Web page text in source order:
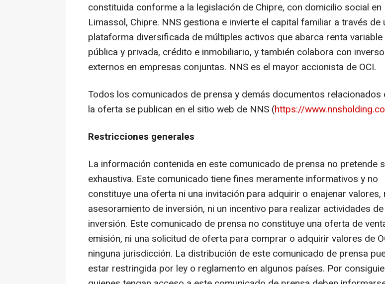
constituida conforme a la legislación de Chipre, con domicilio social en
Limassol, Chipre. NNS gestiona e invierte el capital familiar a través de
plataforma diversificada de múltiples activos que abarca renta variable
pública y privada, crédito e inmobiliario, y también colabora con
externos en empresas conjuntas. NNS es el mayor accionista de OCI.
Todos los comunicados de prensa y demás documentos relacionados
la oferta se publican en el sitio web de NNS (https://
Restricciones generales
La información contenida en este comunicado de prensa no pretende
exhaustiva. Este comunicado tiene fines meramente informativos y no
constituye una oferta ni una invitación para adquirir o enajenar valores,
asesoramiento de inversión, ni un incentivo para realizar actividades de
inversión. Este comunicado de prensa no constituye una oferta de
emisión, ni una solicitud de oferta para comprar o adquirir valores de
ninguna jurisdicción. La distribución de este comunicado de prensa
estar restringida por ley o reglamento en algunos países. Por